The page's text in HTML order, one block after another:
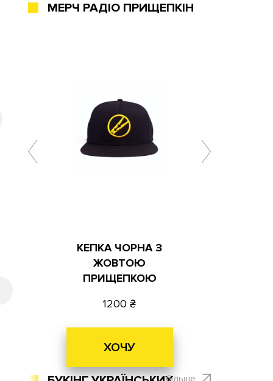
МЕРЧ РАДІО ПРИЩЕПКІН
КЕПКА ЧОРНА З
ЖОВТОЮ
ПРИЩЕПКОЮ
1200
ХОЧУ
більше